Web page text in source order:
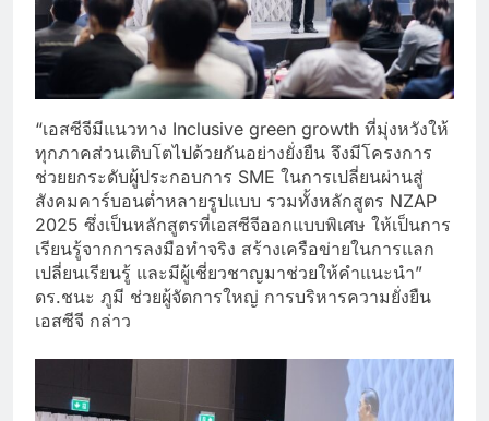
“เอสซีจีมีแนวทาง Inclusive green growth ที่มุ่งหวังให้
ทุกภาคส่วนเติบโตไปด้วยกันอย่างยั่งยืน จึงมีโครงการ
ช่วยยกระดับผู้ประกอบการ SME ในการเปลี่ยนผ่านสู่
สังคมคาร์บอนต่ำหลายรูปแบบ รวมทั้งหลักสูตร NZAP
2025 ซึ่งเป็นหลักสูตรที่เอสซีจีออกแบบพิเศษ ให้เป็นการ
เรียนรู้จากการลงมือทำจริง สร้างเครือข่ายในการแลก
เปลี่ยนเรียนรู้ และมีผู้เชี่ยวชาญมาช่วยให้คำแนะนำ”
ดร.ชนะ ภูมี ช่วยผู้จัดการใหญ่ การบริหารความยั่งยืน
เอสซีจี กล่าว